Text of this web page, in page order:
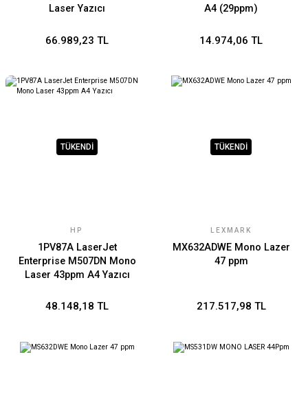
Laser Yazıcı
66.989,23 TL
A4 (29ppm)
14.974,06 TL
TÜKENDİ
HP
1PV87A LaserJet
Enterprise M507DN Mono
Laser 43ppm A4 Yazıcı
48.148,18 TL
TÜKENDİ
LEXMARK
MX632ADWE Mono Lazer
47 ppm
217.517,98 TL